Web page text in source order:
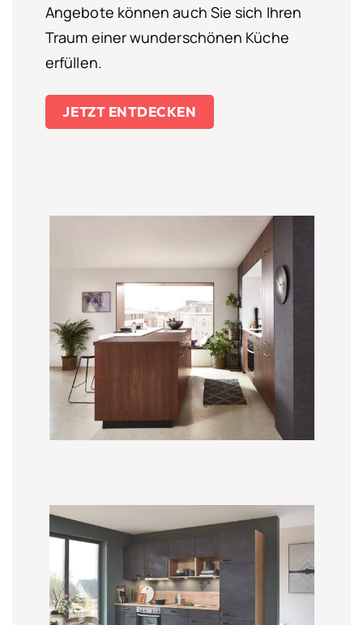
Angebote können auch Sie sich Ihren
Traum einer wunderschönen Küche
erfüllen.
JETZT ENTDECKEN